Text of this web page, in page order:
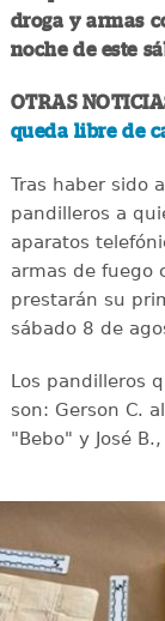
droga y armas
noche de este
OTRAS
queda libre de
Tras haber sido
pandilleros a
aparatos
armas de fuego
prestarán su
sábado 8 de
Los pandilleros
son: Gerson C.
"Bebo" y José